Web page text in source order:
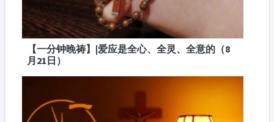
【一分钟晚祷】|爱应是全心、全灵、全意的（8
月21日）